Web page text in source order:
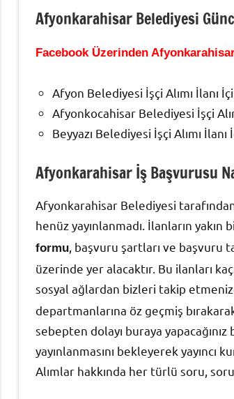
Afyonkarahisar Belediyesi
Facebook Üzerinden
Afyon Belediyesi İşçi Alımı İlanı
Afyonkocahisar Belediyesi İşçi
Beyyazı Belediyesi İşçi Alımı İlanı
Afyonkarahisar İş Başvurusu
Afyonkarahisar Belediyesi
henüz yayınlanmadı. İlanların
formu , başvuru şartları ve
üzerinde yer alacaktır. Bu ilanları
sosyal ağlardan bizleri takip
departmanlarına öz geçmiş
sebepten dolayı buraya
yayınlanmasını bekleyerek
Alımlar hakkında her türlü soru,